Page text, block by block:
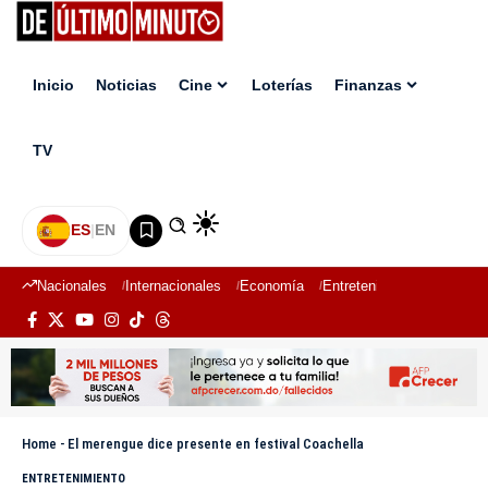
Inicio Noticias Cine Loterías Finanzas
TV
ES|EN
Nacionales Internacionales Economía Entretenimiento
Home - El merengue dice presente en festival Coachella
ENTRETENIMIENTO